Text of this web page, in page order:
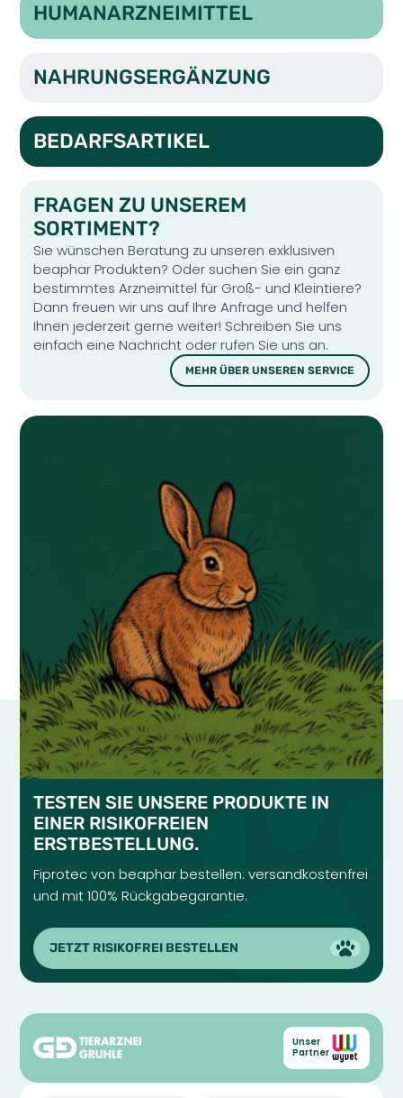
HUMANARZNEIMITTEL
NAHRUNGSERGÄNZUNG
BEDARFSARTIKEL
FRAGEN ZU UNSEREM
SORTIMENT?
Sie wünschen Beratung zu unseren exklusiven
beaphar Produkten? Oder suchen Sie ein ganz
bestimmtes Arzneimittel für Groß- und Kleintiere?
Dann freuen wir uns auf Ihre Anfrage und helfen
Ihnen jederzeit gerne weiter! Schreiben Sie uns
einfach eine Nachricht oder rufen Sie uns an.
MEHR ÜBER UNSEREN SERVICE
TESTEN SIE UNSERE PRODUKTE IN
EINER RISIKOFREIEN
ERSTBESTELLUNG.
Fiprotec von beaphar bestellen: versandkostenfrei
und mit 100% Rückgabegarantie.
JETZT RISIKOFREI BESTELLEN
Unser
Partner